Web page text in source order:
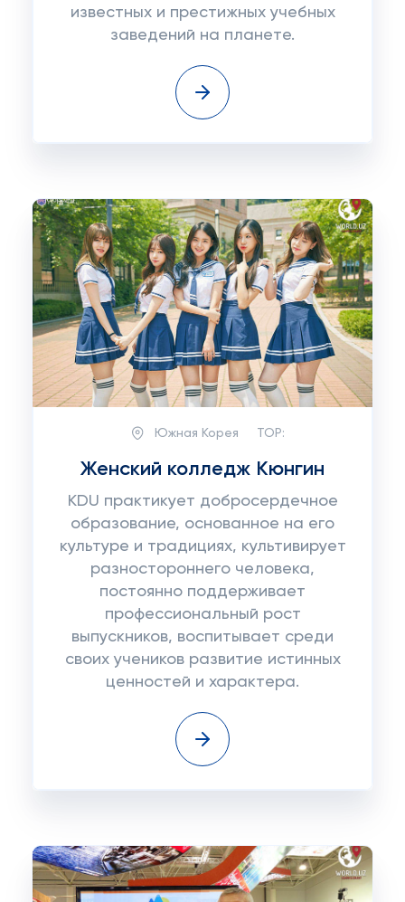
известных и престижных учебных
заведений на планете.
Южная Корея TOP:
Женский колледж Кюнгин
KDU практикует добросердечное
образование, основанное на его
культуре и традициях, культивирует
разностороннего человека,
постоянно поддерживает
профессиональный рост
выпускников, воспитывает среди
своих учеников развитие истинных
ценностей и характера.